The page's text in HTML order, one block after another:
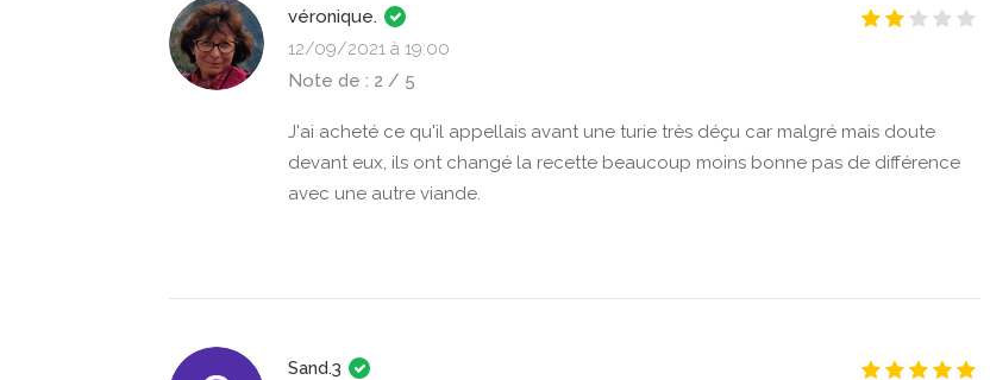
véronique.
12/09/2021 à 19:00
Note de : 2 / 5
J'ai acheté ce qu'il appellais avant une turie très déçu car malgré mais doute
devant eux, ils ont changé la recette beaucoup moins bonne pas de différence
avec une autre viande.
Sand.3